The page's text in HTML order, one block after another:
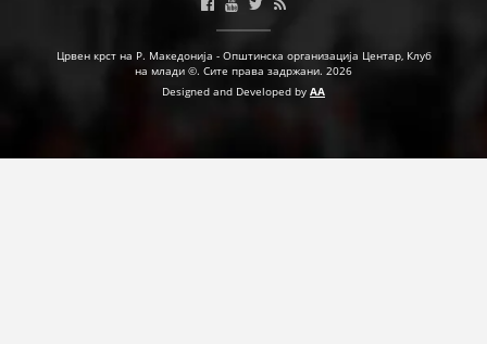
Црвен крст на Р. Македонија - Општинска организација Центар, Клуб
на млади ©. Сите права задржани. 2026
Designed and Developed by AA